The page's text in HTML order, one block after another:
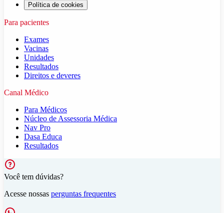
Política de cookies
Para pacientes
Exames
Vacinas
Unidades
Resultados
Direitos e deveres
Canal Médico
Para Médicos
Núcleo de Assessoria Médica
Nav Pro
Dasa Educa
Resultados
Você tem dúvidas?
Acesse nossas perguntas frequentes